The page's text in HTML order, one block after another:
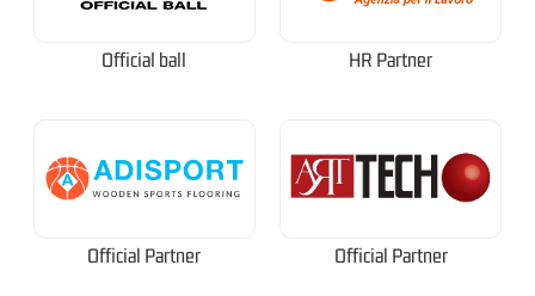
Official ball HR Partner
Official Partner Official Partner